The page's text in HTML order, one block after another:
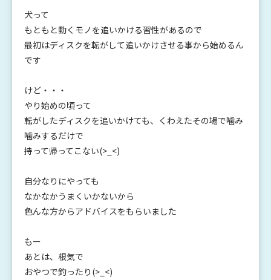
犬って
もともと動くモノを追いかける習性があるので
最初はディスクを転がして追いかけさせる事から始めるん
です
けど・・・
やり始めの頃って
転がしたディスクを追いかけても、くわえたその場で噛み
噛みするだけで
持って帰ってこない(>_<)
自分なりにやっても
なかなかうまくいかないから
色んな方からアドバイスをもらいました
もー
あとは、根気で
おやつで釣ったり(>_<)